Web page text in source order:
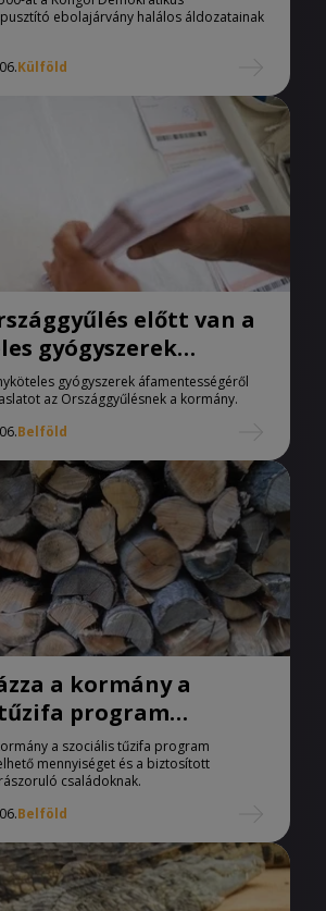
ebolajárvány halálos áldozatainak
Külföld
előtt van a
gyógyszerek
szóló
gyógyszerek áfamentességéről
az Országgyűlésnek a kormány.
Belföld
a kormány a
program
igényelhető
a szociális tűzifa program
mennyiséget és a biztosított
családoknak.
Belföld